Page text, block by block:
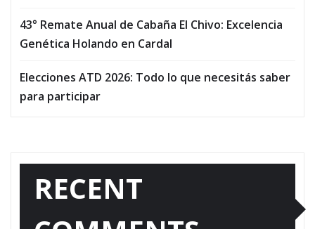
43° Remate Anual de Cabaña El Chivo: Excelencia
Genética Holando en Cardal
Elecciones ATD 2026: Todo lo que necesitás saber
para participar
RECENT